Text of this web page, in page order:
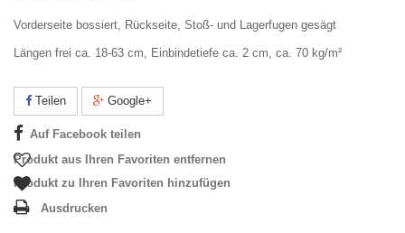
Vorderseite bossiert, Rückseite, Stoß- und Lagerfugen gesägt
Längen frei ca. 18-63 cm, Einbindetiefe ca. 2 cm, ca. 70 kg/m²
Teilen Google+
Auf Facebook teilen
Produkt aus Ihren Favoriten entfernen
Produkt zu Ihren Favoriten hinzufügen
Ausdrucken